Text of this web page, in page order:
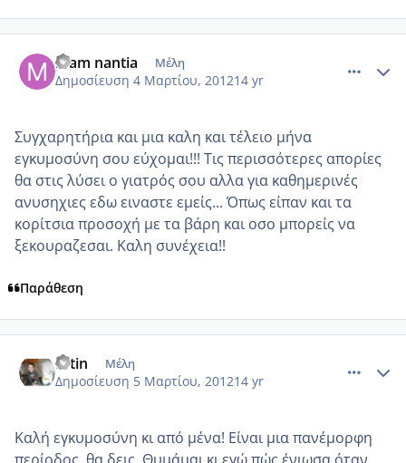
mam nantia Μέλη
Δημοσίευση 4 Μαρτίου, 201214 yr
Συγχαρητήρια και μια καλη και τέλειο μήνα
εγκυμοσύνη σου εύχομαι!!! Τις περισσότερες απορίες
θα στις λύσει ο γιατρός σου αλλα για καθημερινές
ανυσηχιες εδω ειναστε εμείς... Όπως είπαν και τα
κορίτσια προσοχή με τα βάρη και οσο μπορείς να
ξεκουραζεσαι. Καλη συνέχεια!!
Παράθεση
fotin Μέλη
Δημοσίευση 5 Μαρτίου, 201214 yr
Καλή εγκυμοσύνη κι από μένα! Είναι μια πανέμορφη
περίοδος, θα δεις. Θυμάμαι κι εγώ πώς ένιωσα όταν